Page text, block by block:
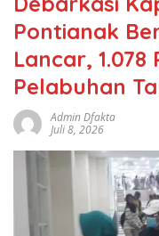
Pontianak
Lancar,
Pelabuhan
Admin Dfakta
Juli 8, 2026